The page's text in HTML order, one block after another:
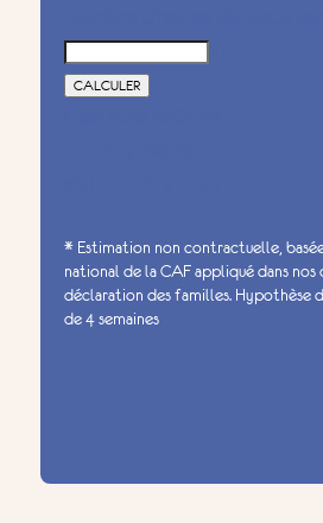
CALCULER
* Estimation non contractuelle,
national de la CAF appliqué dans nos
déclaration des familles. Hypothèse
de 4 semaines